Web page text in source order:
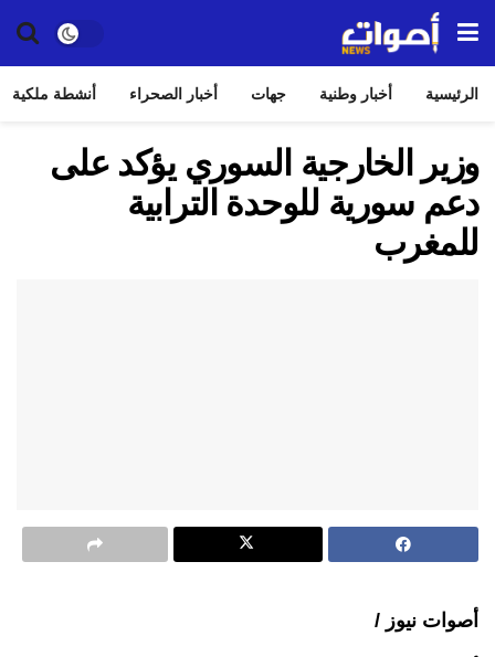
الرئيسية أخبار وطنية جهات أخبار الصحراء أنشطة ملكية
وزير الخارجية السوري يؤكد على
دعم سورية للوحدة الترابية
للمغرب
أصوات نيوز /